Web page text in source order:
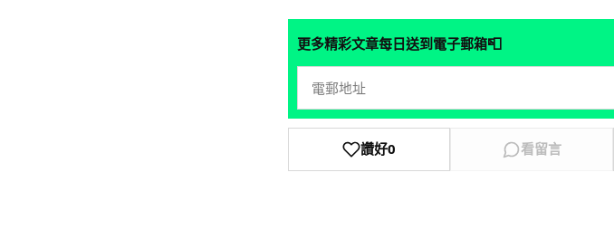
更多精彩文章每日送到電子郵箱📮
讚好0 看留言